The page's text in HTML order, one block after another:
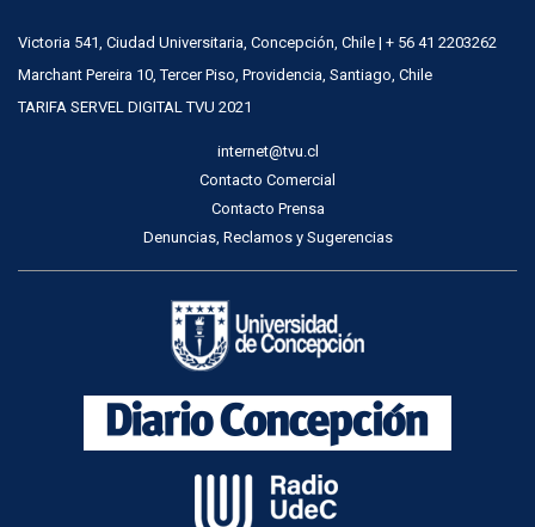
Victoria 541, Ciudad Universitaria, Concepción, Chile | + 56 41 2203262
Marchant Pereira 10, Tercer Piso, Providencia, Santiago, Chile
TARIFA SERVEL DIGITAL TVU 2021
internet@tvu.cl
Contacto Comercial
Contacto Prensa
Denuncias, Reclamos y Sugerencias